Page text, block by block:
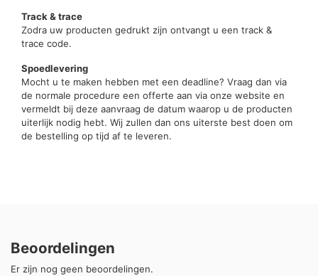
Track & trace
Zodra uw producten gedrukt zijn ontvangt u een track &
trace code.
Spoedlevering
Mocht u te maken hebben met een deadline? Vraag dan via
de normale procedure een offerte aan via onze website en
vermeldt bij deze aanvraag de datum waarop u de producten
uiterlijk nodig hebt. Wij zullen dan ons uiterste best doen om
de bestelling op tijd af te leveren.
Beoordelingen
Er zijn nog geen beoordelingen.